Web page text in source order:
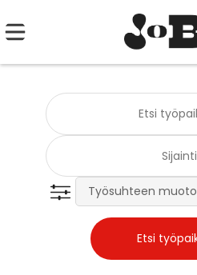
Työsuhteen muoto